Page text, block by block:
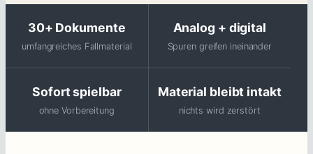
30+ Dokumente
umfangreiches Fallmaterial
Analog + digital
Spuren greifen ineinander
Sofort spielbar
ohne Vorbereitung
Material bleibt intakt
nichts wird zerstört